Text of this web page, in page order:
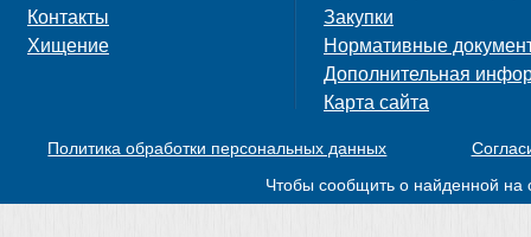
Контакты
Хищение
Закупки
Нормативные
Дополнительная
Карта сайта
Политика обработки персональных данных
Чтобы сообщить о найденной на